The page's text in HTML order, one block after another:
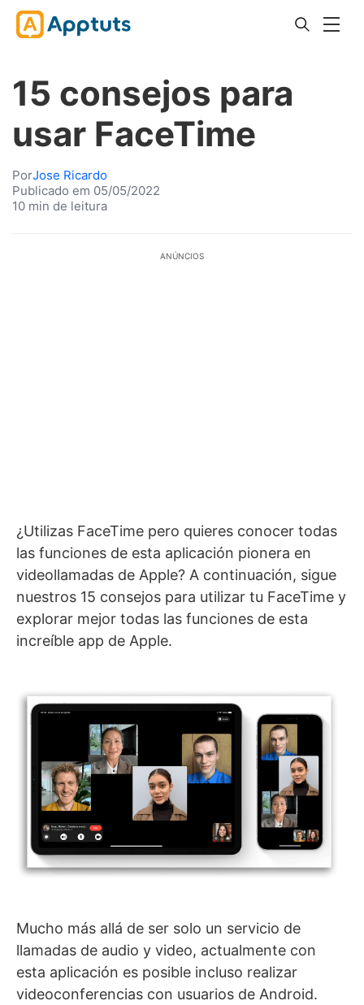
15 consejos para
usar FaceTime
PorJose Ricardo
Publicado em 05/05/2022
10 min de leitura
ANÚNCIOS
¿Utilizas FaceTime pero quieres conocer todas
las funciones de esta aplicación pionera en
videollamadas de Apple? A continuación, sigue
nuestros 15 consejos para utilizar tu FaceTime y
explorar mejor todas las funciones de esta
increíble app de Apple.
Mucho más allá de ser solo un servicio de
llamadas de audio y video, actualmente con
esta aplicación es posible incluso realizar
videoconferencias con usuarios de Android.